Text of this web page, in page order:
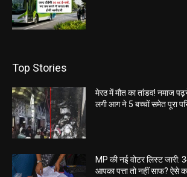
Top Stories
मेरठ में मौत का तांडव! नमाज
लगी आग ने 5 बच्चों समेत पूरा
MP की नई वोटर लिस्ट जारी:
आपका पत्ता तो नहीं साफ? ऐसे